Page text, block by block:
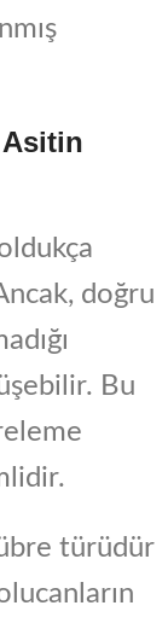
doğru
Bu
türüdür